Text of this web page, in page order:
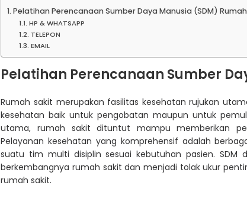
Pelatihan Perencanaan Sumber Daya Manusia (SDM)
HP & WHATSAPP
TELEPON
EMAIL
Pelatihan Perencanaan Sumber
Rumah sakit merupakan fasilitas kesehatan rujukan
kesehatan baik untuk pengobatan maupun untuk
utama, rumah sakit dituntut mampu memberikan
Pelayanan kesehatan yang komprehensif adalah
suatu tim multi disiplin sesuai kebutuhan pasien.
berkembangnya rumah sakit dan menjadi tolak ukur
rumah sakit.